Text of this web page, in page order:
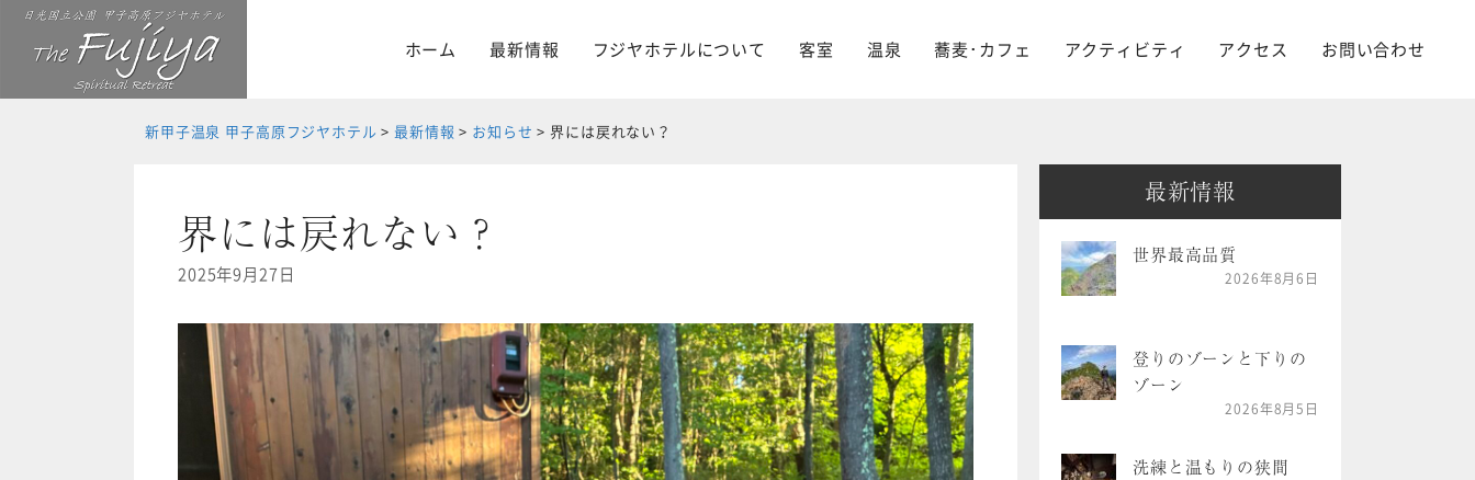
Skip
ホーム 最新情報 フジヤホテルについて 客室 温泉 蕎麦･カフェ アクティビティ アクセス お問い合わせ
新甲子温泉 甲子高原フジヤホテル > 最新情報 > お知らせ > 界には戻れない？
界には戻れない？
2025年9月27日
最新情報
世界最高品質
2026年8月6日
登りのゾーンと下りの
ゾーン
2026年8月5日
洗練と温もりの狭間